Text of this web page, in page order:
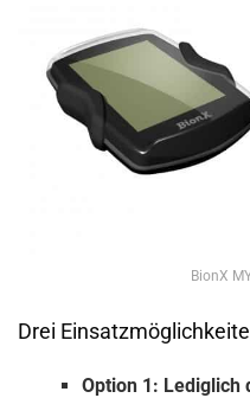
BionX
Drei
Option 1: Lediglich